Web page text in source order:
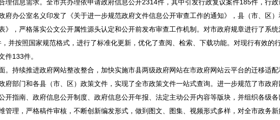
理信息需求。全市共办理依申请政府信息公开2314件，其中引发行政复议案件185件，行政
府办公室名义印发了《关于进一步规范政府文件信息公开审查工作的通知》，县（市、区
》，严格落实公文公开属性源头认定和公开前发布审查工作机制。对市政府规章进行了系
并按照国家规范格式，进行了标准化更新，优化了查阅、检索、下载功能。对现行有效的
件133件。
。持续推进政府网站整改整合，加快实施市县两级政府网站在市政府网站云平台的迁移适
府部门和各县（市、区）政策文件，实现了全市政策文件一站式查询。进一步规范了市政
开指南、政府信息公开制度、政府信息公开年报、法定主动公开内容等版块，并组织各级
管理，严格稿件审核，不断创新编发形式，做到图文、图集、视频形式多样，对全市政务